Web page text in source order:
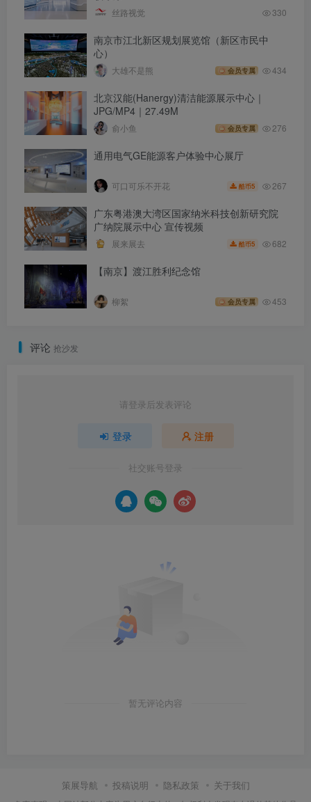
丝路视觉 330
南京市江北新区规划展览馆（新区市民中
心）
大雄不是熊 会员专属 434
北京汉能(Hanergy)清洁能源展示中心｜
JPG/MP4｜27.49M
俞小鱼 会员专属 276
通用电气GE能源客户体验中心展厅
可口可乐不开花 酷币5 267
广东粤港澳大湾区国家纳米科技创新研究院
广纳院展示中心 宣传视频
展来展去 酷币5 682
【南京】渡江胜利纪念馆
柳絮 会员专属 453
评论 抢沙发
请登录后发表评论
登录 注册
社交账号登录
暂无评论内容
策展导航 投稿说明 隐私政策 关于我们